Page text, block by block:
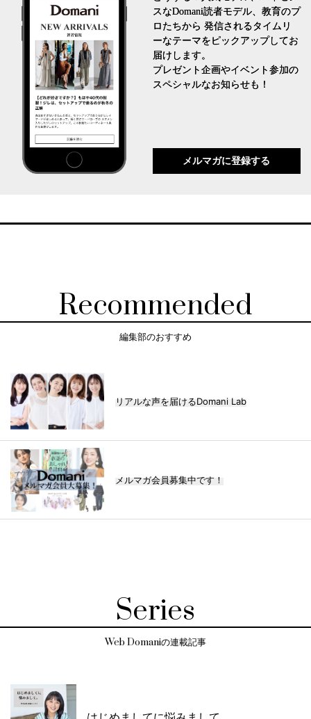
スなDomani読者モデル、教育のプ
ロたちから 発信されるタイムリ
ーなテーマをピックアップしてお
届けします。
プレゼント企画やイベント参加の
スペシャルなお知らせも！
メルマガに登録する
Recommended
編集部のおすすめ
リアルな声を届けるDomani Lab
メルマガ会員募集中です！
Series
Web Domaniの連載記事